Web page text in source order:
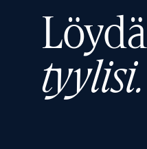
Löydä
tyylisi.